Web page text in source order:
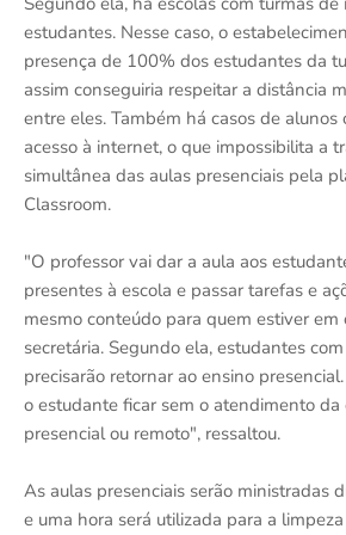
estudantes. Nesse caso, o
presença de 100% dos estudantes da
assim conseguiria respeitar a distância
entre eles. Também há casos de
acesso à internet, o que impossibilita a
simultânea das aulas presenciais pela
Classroom.
"O professor vai dar a aula aos
presentes à escola e passar tarefas e
mesmo conteúdo para quem estiver em
secretária. Segundo ela, estudantes
precisarão retornar ao ensino
o estudante ficar sem o atendimento da
presencial ou remoto", ressaltou.
As aulas presenciais serão ministradas
e uma hora será utilizada para a